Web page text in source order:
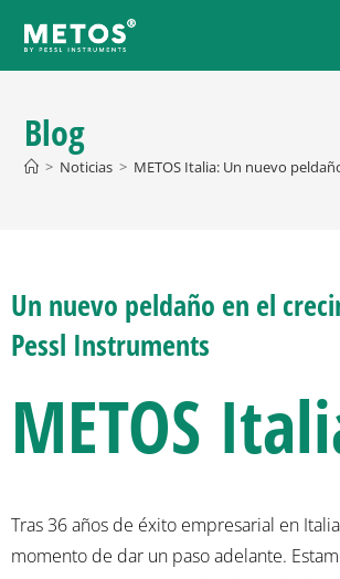
Blog
> Noticias > METOS Italia: Un nuevo
Un nuevo peldaño en el
Pessl Instruments
METOS
Tras 36 años de éxito empresarial en
momento de dar un paso adelante.